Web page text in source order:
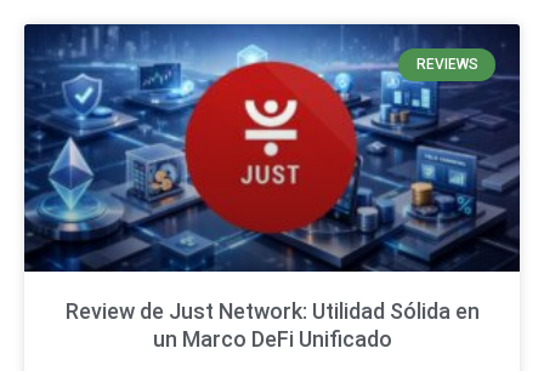
REVIEWS
Review de Just Network: Utilidad Sólida en
un Marco DeFi Unificado